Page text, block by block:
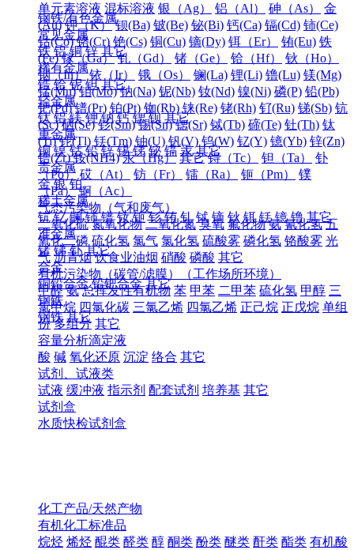
单元素溶液 混标溶液 银（Ag） 铝（Al） 砷（As）
金
(Au) 钾（K） 钡(Ba) 铍(Be) 铋(Bi) 钙(Ca) 镉(Cd) 铈(Ce)
钴(Co) 铬(Cr) 铯(Cs) 铜(Cu) 镝(Dy) 铒（Er） 铕(Eu) 铁
(Fe) 镓（Ga） 钆（Gd） 锗（Ge） 铪（Hf）
钬（Ho）
铟（In） 铱（Ir） 锇（Os） 镧(La) 锂(Li) 镥(Lu) 镁(Mg)
锰(Mn) 钼(Mo) 钠(Na) 铌(Nb) 钕(Nd) 镍(Ni) 磷(P) 铅(Pb)
钯(Pd) 镨(Pr) 铂(Pt) 铷(Rb) 铼(Re) 铑(Rh) 钌(Ru) 锑(Sb) 钪
(Sc) 硒(Se) 钐(Sm) 锡(Sn) 锶(Sr) 铽(Tb) 碲(Te) 钍(Th) 钛
(Ti) 铊(Tl) 铥(Tm) 铀(U) 钒(V) 钨(W) 钇(Y) 镱(Yb) 锌(Zn)
锆(Zr) 铵(NH4) 汞（Hg） 其它 锝（Tc） 钽（Ta）
钋
（Po） 砹（At） 钫（Fr） 镭（Ra） 钷（Pm）
镤
（Pa） 锕（Ac）
气态污染物（气和废气）
二氧化硫 氮氧化物 二氧化氮 臭氧 氟化物 氨 氰化氢 五
氧化二磷 硫化氢 氯气 氯化氢 硫酸雾 磷化氢 铬酸雾 光
气 沥青烟 饮食业油烟 硝酸 磷酸 其它
有机污染物（碳管/滤膜）（工作场所环境）
甲醛 氨 总挥发性有机物 苯 甲苯 二甲苯 硫化氢 甲醇 三
氯甲烷 四氯化碳 三氯乙烯 四氯乙烯 正己烷 正戊烷 单组
份 多组分 其它
容量分析滴定液
酸 碱 氧化还原 沉淀 络合 其它
试剂、试液类
试液 缓冲液 指示剂 配套试剂 培养基 其它
试剂盒
水质快检试剂盒
钢铁/有色金属
常见金属
铁 铝 铜 锌 其它
稀有金属
锆 铪 铌 钽 其它
轻金属
钛 铝 镁 钾 钠 钙 锶 钡 其它
重金属
铜 镍 钴 铅 锌 锡 锑 铋 镉 汞 其它
贵金属
金 银 铂
稀土金属
钪 钇 镧 铈 镨 钕 钷 钐 铕 钆 铽 镝 钬 铒 铥 镱 镥 其它
准金属
锗 锑 钋 其它
合金
铜铅合金 铅钯合金 其它
钢铁
钢铁 其它
化工产品/天然产物
有机化工标准品
烷烃 烯烃 醌类 醛类 醇 酮类 酚类 醚类 酐类 酯类 有机酸